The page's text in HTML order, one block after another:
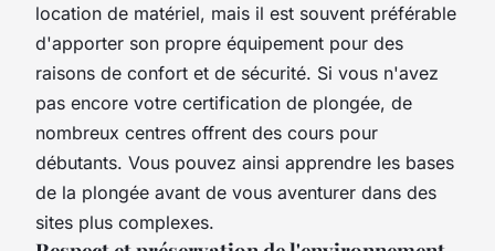
location de matériel, mais il est souvent préférable
d'apporter son propre équipement pour des
raisons de confort et de sécurité. Si vous n'avez
pas encore votre certification de plongée, de
nombreux centres offrent des cours pour
débutants. Vous pouvez ainsi apprendre les bases
de la plongée avant de vous aventurer dans des
sites plus complexes.